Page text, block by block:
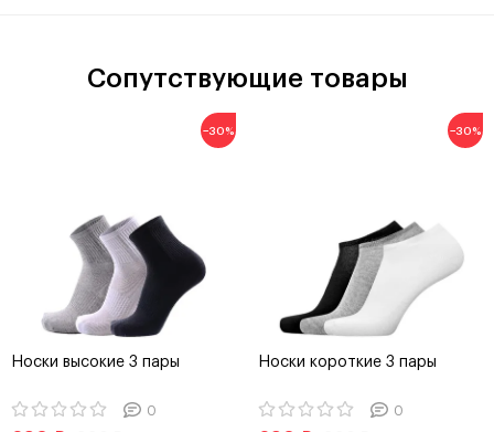
Сопутствующие товары
−30%
Носки высокие 3 пары
0
−30%
Носки короткие 3 пары
0